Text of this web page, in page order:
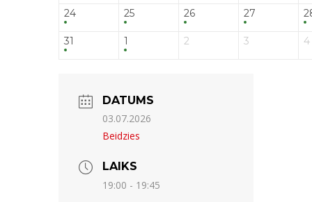
24 25 26 27
31 1 2 3 4
DATUMS
03.07.2026
Beidzies
LAIKS
19:00 - 19:45